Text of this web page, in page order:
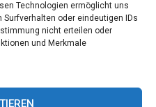
Technologien ermöglicht uns
Surfverhalten oder eindeutigen IDs
nicht erteilen oder
und Merkmale